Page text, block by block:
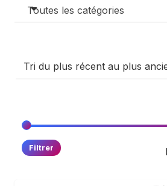
Toutes les catégories
Filtrer